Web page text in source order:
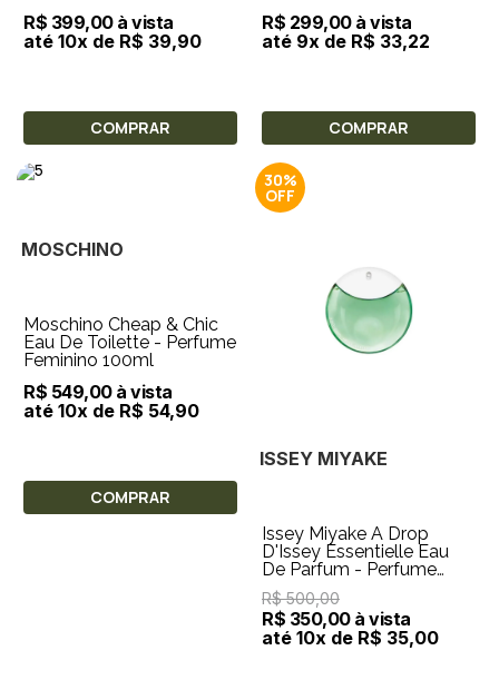
R$ 399,00 à vista
até 10x de R$ 39,90
COMPRAR
R$ 299,00 à vista
até 9x de R$ 33,22
COMPRAR
MOSCHINO
Moschino Cheap & Chic
Eau De Toilette - Perfume
Feminino 100ml
R$ 549,00 à vista
até 10x de R$ 54,90
COMPRAR
30%
ISSEY MIYAKE
Issey Miyake A Drop
D'Issey Essentielle Eau
De Parfum - Perfume
Feminino 30ml
R$ 500,00
R$ 350,00 à vista
até 10x de R$ 35,00